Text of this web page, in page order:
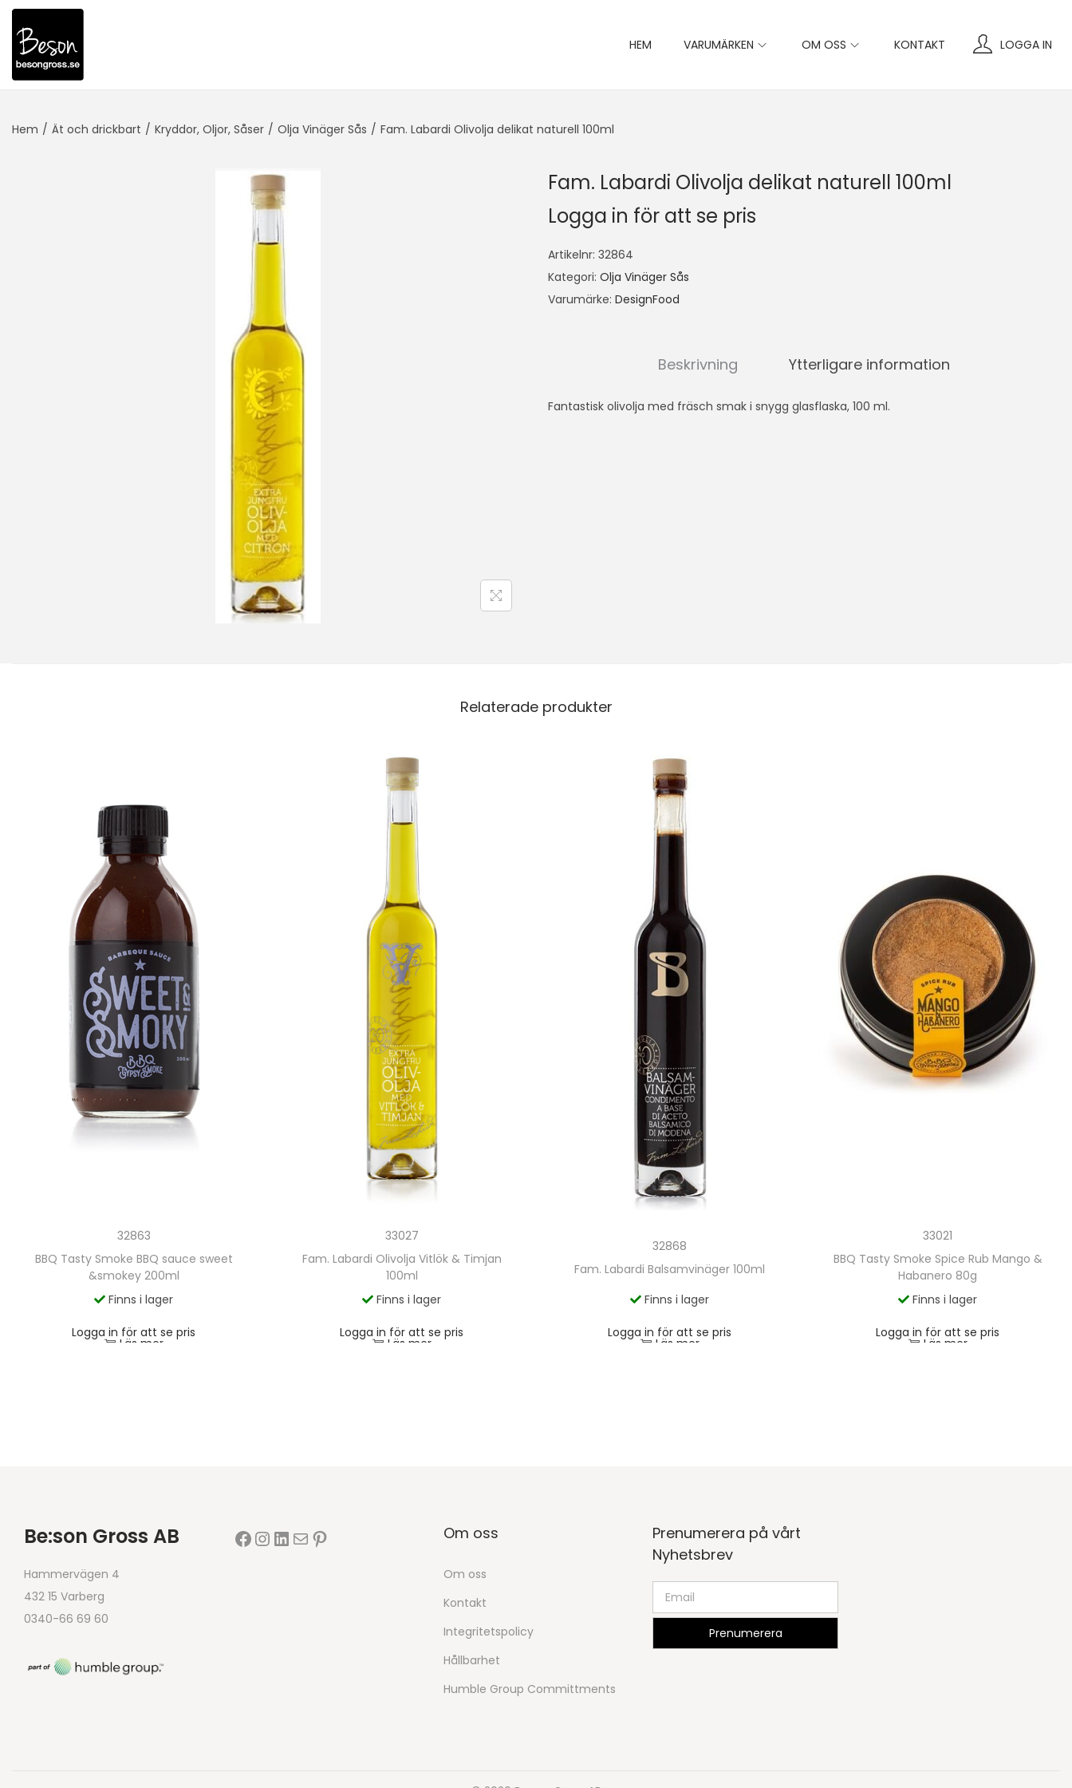
HEM VARUMÄRKEN OM OSS KONTAKT LOGGA IN
Hem / Ät och drickbart / Kryddor, Oljor, Såser / Olja Vinäger Sås / Fam. Labardi Olivolja delikat naturell 100ml
Fam. Labardi Olivolja delikat naturell 100ml
Logga in för att se pris
Artikelnr: 32864
Kategori: Olja Vinäger Sås
Varumärke: DesignFood
Beskrivning Ytterligare information
Fantastisk olivolja med fräsch smak i snygg glasflaska, 100 ml.
Relaterade produkter
32863
BBQ Tasty Smoke BBQ sauce sweet
&smokey 200ml
Finns i lager
Logga in för att se pris
Läs mer
33027
Fam. Labardi Olivolja Vitlök & Timjan
100ml
Finns i lager
Logga in för att se pris
Läs mer
32868
Fam. Labardi Balsamvinäger 100ml
Finns i lager
Logga in för att se pris
Läs mer
33021
BBQ Tasty Smoke Spice Rub Mango &
Habanero 80g
Finns i lager
Logga in för att se pris
Läs mer
Be:son Gross AB
Hammervägen 4
432 15 Varberg
0340-66 69 60
Om oss
Om oss
Kontakt
Integritetspolicy
Hållbarhet
Humble Group Committments
Prenumerera på vårt
Nyhetsbrev